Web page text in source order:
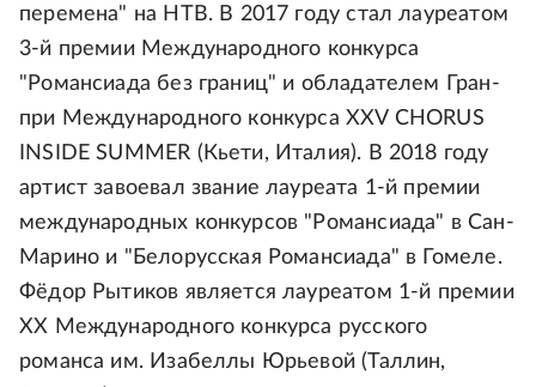
перемена" на НТВ. В 2017 году стал лауреатом
3-й премии Международного конкурса
"Романсиада без границ" и обладателем Гран-
при Международного конкурса XXV CHORUS
INSIDE SUMMER (Кьети, Италия). В 2018 году
артист завоевал звание лауреата 1-й премии
международных конкурсов "Романсиада" в Сан-
Марино и "Белорусская Романсиада" в Гомеле.
Фёдор Рытиков является лауреатом 1-й премии
ХХ Международного конкурса русского
романса им. Изабеллы Юрьевой (Таллин,